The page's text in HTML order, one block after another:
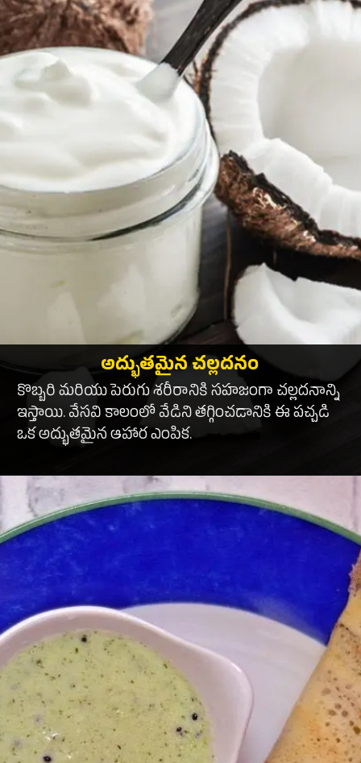
కొబ్బరి మరియు పెరుగు శరీరానికి సహజంగా చల్లదనాన్ని
ఇస్తాయి. వేసవి కాలంలో వేడిని తగ్గించడానికి ఈ పచ్చడి
ఒక అద్భుతమైన ఆహార ఎంపిక.
అద్భుతమైన చల్లదనం